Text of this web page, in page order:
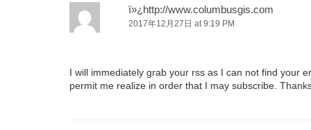
ï»¿http://www.columbusgis.com
2017年12月27日 at 9:19 PM
I will immediately grab your rss as I can not find your
permit me realize in order that I may subscribe.